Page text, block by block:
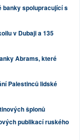
banky spolupracující s
v Dubaji a 135
Abrams, které
Palestinců lidské
špionů
publikací ruského